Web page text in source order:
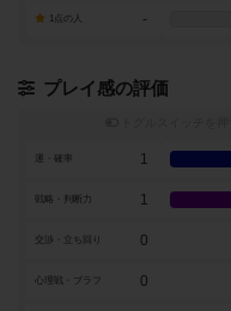
1点の人 -
プレイ感の評価
運・確率 1
戦略・判断力 1
交渉・立ち回り 0
心理戦・ブラフ 0